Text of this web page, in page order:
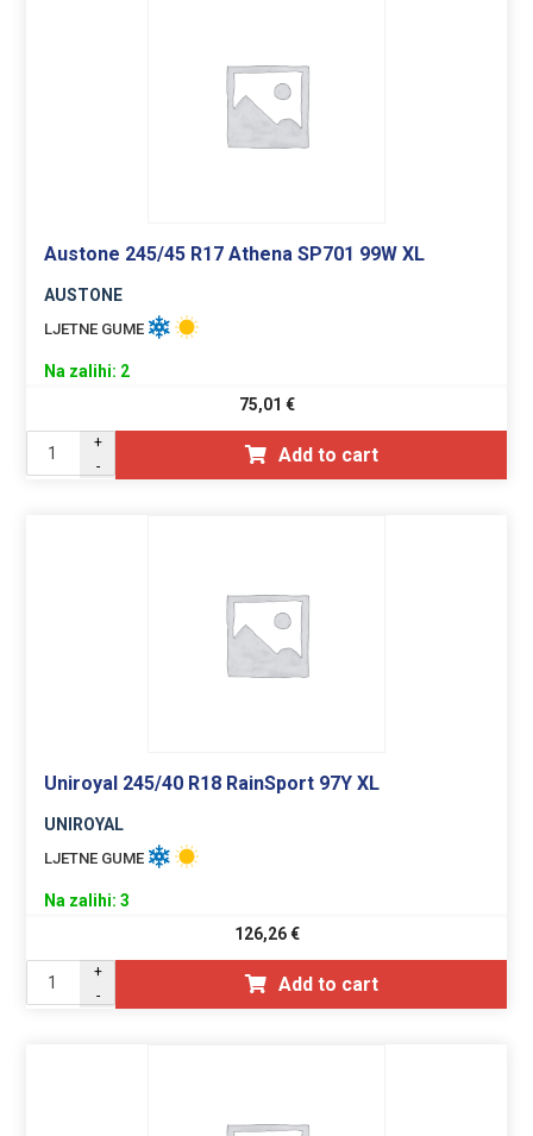
Austone 245/45 R17 Athena SP701 99W XL
AUSTONE
LJETNE GUME
Na zalihi: 2
75,01 €
+
-
Add to cart
Uniroyal 245/40 R18 RainSport 97Y XL
UNIROYAL
LJETNE GUME
Na zalihi: 3
126,26€
+
-
Add to cart